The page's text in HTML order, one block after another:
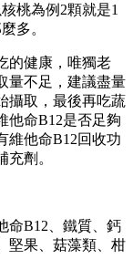
桃為例2顆就是1
多。
的健康，唯獨老
量不足，建議盡量
攝取，最後再吃蔬
他命B12是否足夠
維他命B12回收功
劑。
命B12、鐵質、鈣
堅果、菇藻類、柑